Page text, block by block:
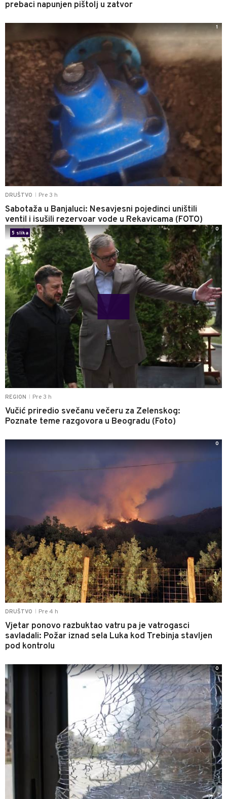
prebaci napunjen pištolj u zatvor
DRUŠTVO Pre 3 h
Sabotaža u Banjaluci: Nesavjesni pojedinci uništili
ventil i isušili rezervoar vode u Rekavicama (FOTO)
1
REGION Pre 3 h
Vučić priredio svečanu večeru za Zelenskog:
Poznate teme razgovora u Beogradu (Foto)
5 slika
0
DRUŠTVO Pre 4 h
Vjetar ponovo razbuktao vatru pa je vatrogasci
savladali: Požar iznad sela Luka kod Trebinja stavljen
pod kontrolu
0
0